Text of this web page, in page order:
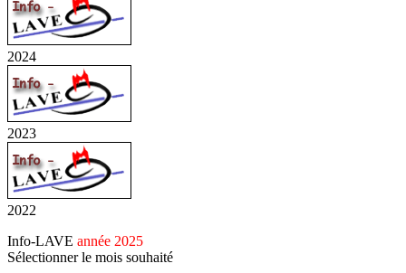
2024
2023
2022
Info-LAVE année 2025
Sélectionner le mois souhaité